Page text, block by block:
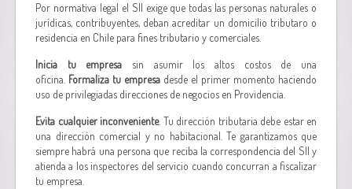
Por normativa legal el SII exige que todas las personas naturales o
jurídicas, contribuyentes, deban acreditar un domicilio tributaro o
residencia en Chile para fines tributario y comerciales.
Inicia tu empresa sin asumir los altos costos de una
oficina. Formaliza tu empresa desde el primer momento haciendo
uso de privilegiadas direcciones de negocios en Providencia.
Evita cualquier inconveniente. Tu dirección tributaria debe estar en
una dirección comercial y no habitacional. Te garantizamos que
siempre habrá una persona que reciba la correspondencia del SII y
atienda a los inspectores del servicio cuando concurran a fiscalizar
tu empresa.